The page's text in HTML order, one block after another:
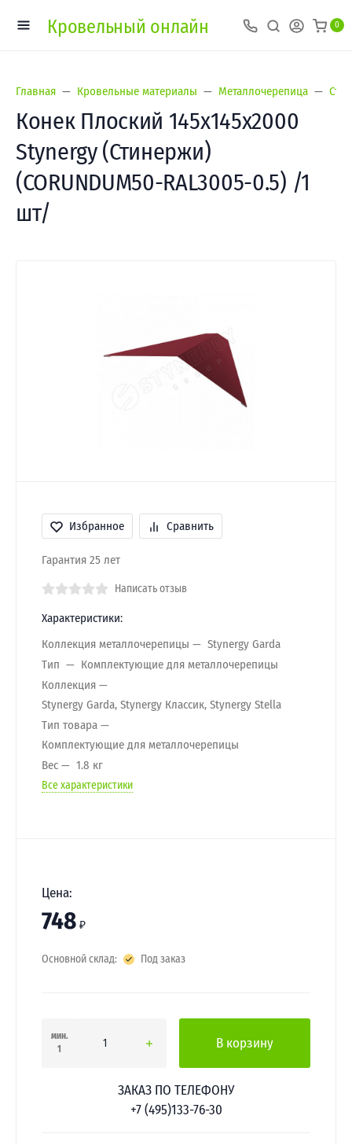
Кровельный онлайн 0
Главная Кровельные материалы Металлочерепица
Конек Плоский 145х145х2000
Stynergy (Стинержи)
(CORUNDUM50-RAL3005-0.5) /1
шт/
Избранное Сравнить
Гарантия 25 лет
Написать отзыв
Характеристики:
Коллекция металлочерепицы
Stynergy Garda
Тип
Комплектующие для металлочерепицы
Коллекция
Stynergy Garda, Stynergy Классик, Stynergy Stella
Тип товара
Комплектующие для металлочерепицы
Вес
1.8 кг
Все характеристики
Цена:
748 ₽
Основной склад: Под заказ
мин.
1
В корзину
ЗАКАЗ ПО ТЕЛЕФОНУ
+7 (495)133-76-30